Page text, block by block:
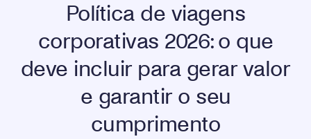
Política de viagens
corporativas 2026: o que
deve incluir para gerar valor
e garantir o seu
cumprimento